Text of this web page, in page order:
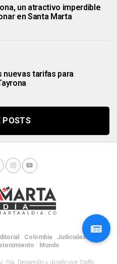
un atractivo imperdible
en Santa Marta
nuevas tarifas para
POSTS
Colombia
Judiciales
Mundo
Día. Desarrollo y diseño por Traffic